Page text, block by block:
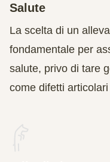
Salute
La scelta di un
fondamentale per
salute, privo di tare
come difetti